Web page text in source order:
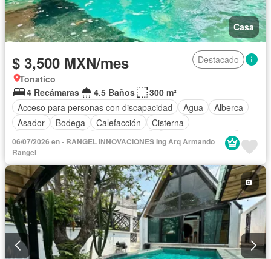
Casa
$ 3,500 MXN/mes
Destacado
Tonatico
4 Recámaras
4.5 Baños
300 m²
Acceso para personas con discapacidad
Agua
Alberca
Asador
Bodega Calefacción
Cisterna
Cocina equipada
Cocina integral
Cuarto de Limpieza
Electricidad
Recámara con closet
Seguridad
Televisión por cable
Terraza
Vista panorámica Wifi
Permite mascotas
Permite niños
Solo familias Completamente amueblado
06/07/2026 en - RANGEL INNOVACIONES Ing Arq Armando
Rangel